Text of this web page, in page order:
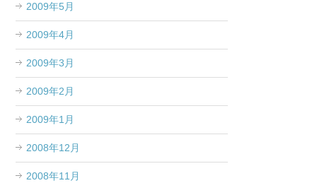
2009年5月
2009年4月
2009年3月
2009年2月
2009年1月
2008年12月
2008年11月